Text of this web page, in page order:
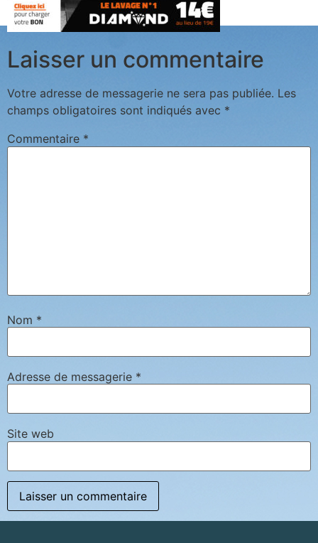
Laisser un commentaire
Votre adresse de messagerie ne sera pas publiée. Les
champs obligatoires sont indiqués avec *
Commentaire *
Nom *
Adresse de messagerie *
Site web